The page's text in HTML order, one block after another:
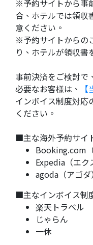
※予約サイトから事
合、ホテルでは領収
意ください。
※予約サイトからの
り、ホテルが領収書
事前決済をご検討で
必要なお客様は、
インボイス制度対応
ください。
■主な海外予約サイ
Booking.com
Expedia（エク
agoda（アゴダ）
■主なインボイス制
楽天トラベル
じゃらん
一休